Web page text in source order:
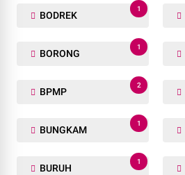
BODREK
1
BORONG
1
BPMP
2
BUNGKAM
1
BURUH
1